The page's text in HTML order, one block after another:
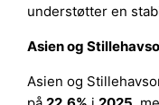
understøtter en
Asien og
Asien og